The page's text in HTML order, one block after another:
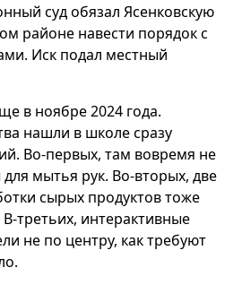
суд обязал Ясенковскую
районе навести порядок с
Иск подал местный
в ноябре 2024 года.
нашли в школе сразу
Во-первых, там вовремя не
мытья рук. Во-вторых, две
сырых продуктов тоже
третьих, интерактивные
не по центру, как требуют